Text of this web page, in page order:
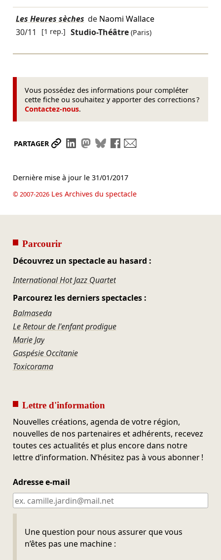
Les Heures sèches de Naomi Wallace
30/11
[1 rep.] Studio-Théâtre (Paris)
Vous possédez des informations pour compléter
cette fiche ou souhaitez y apporter des corrections ?
Contactez-nous.
PARTAGER Partager le lien
Partager sur LinkedIn
Partager sur Mastodon
Partager sur Bluesky
Partager sur Facebook
Dernière mise à jour le 31/01/2017
© 2007-2026Les Archives du spectacle
Parcourir
Découvrez un spectacle au hasard :
International Hot Jazz Quartet
Parcourez les derniers spectacles :
Balmaseda
Le Retour de l'enfant prodigue
Marie Jay
Gaspésie Occitanie
Toxicorama
Lettre d'information
Nouvelles créations, agenda de votre région,
nouvelles de nos partenaires et adhérents, recevez
toutes ces actualités et plus encore dans notre
lettre d’information. N’hésitez pas à vous abonner !
Adresse e-mail
Une question pour nous assurer que vous
n’êtes pas une machine :
Ne pas remplir